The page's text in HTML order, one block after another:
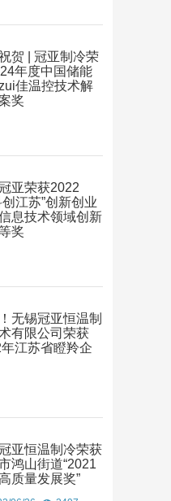
贺 | 冠亚制冷荣
年度中国储能
佳温控技术解
奖
亚荣获2022
创江苏”创新创业
息技术领域创新
奖
无锡冠亚恒温制
有限公司荣获
江苏省瞪羚企
亚恒温制冷荣获
鸿山街道“2021
质量发展奖”